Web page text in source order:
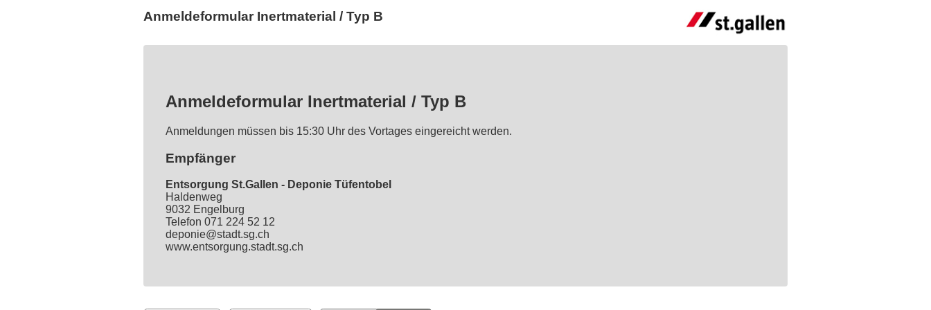
Anmeldeformular Inertmaterial / Typ B
Anmeldeformular Inertmaterial / Typ B
Anmeldungen müssen bis 15:30 Uhr des Vortages eingereicht werden.
Empfänger
Entsorgung St.Gallen - Deponie Tüfentobel
Haldenweg
9032 Engelburg
Telefon 071 224 52 12
deponie@stadt.sg.ch
www.entsorgung.stadt.sg.ch